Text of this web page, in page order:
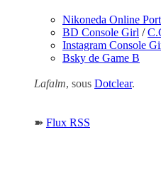
Nikoneda Online
BD Console Girl /
Instagram Console
Bsky de Game B
Lafalm, sous Dotclear.
➽ Flux RSS